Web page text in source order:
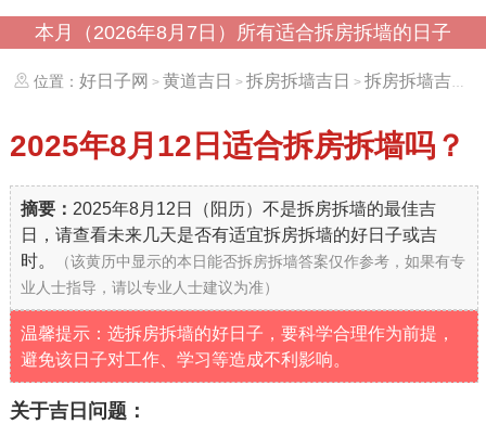
本月（2026年8月7日）所有适合拆房拆墙的日子
位置： 好日子网 > 黄道吉日 > 拆房拆墙吉日 > 拆房拆墙吉日（20250812）
2025年8月12日 适合拆房拆墙吗？
摘要： 2025年8月12日（阳历）不是拆房拆墙的最佳吉
日，请查看未来几天是否有适宜拆房拆墙的好日子或吉
时。
（该黄历中显示的本日能否拆房拆墙答案仅作参考，如果有专
业人士指导，请以专业人士建议为准）
温馨提示：选拆房拆墙的好日子，要科学合理作为前提，
避免该日子对工作、学习等造成不利影响。
关于吉日问题：